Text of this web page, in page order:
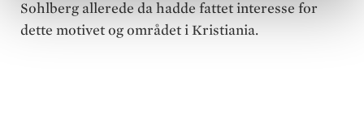
Sohlberg allerede da hadde fattet interesse for
dette motivet og området i Kristiania.